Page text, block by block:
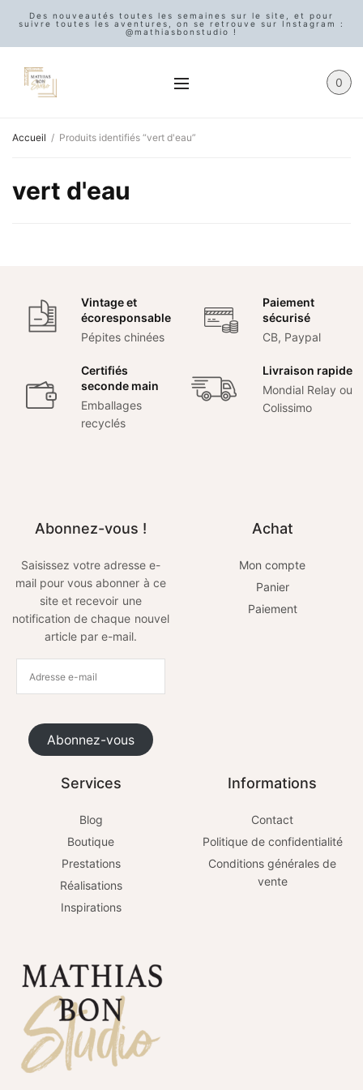
Des nouveautés toutes les semaines sur le site, et pour
suivre toutes les aventures, on se retrouve sur Instagram :
@mathiasbonstudio !
0
Accueil / Produits identifiés “vert d'eau”
vert d'eau
Vintage et
écoresponsable
Pépites chinées
Paiement
sécurisé
CB, Paypal
Certifiés
seconde main
Emballages
recyclés
Livraison rapide
Mondial Relay ou
Colissimo
Abonnez-vous !
Saisissez votre adresse e-
mail pour vous abonner à ce
site et recevoir une
notification de chaque nouvel
article par e-mail.
Abonnez-vous
Achat
Mon compte
Panier
Paiement
Services
Blog
Boutique
Prestations
Réalisations
Inspirations
Informations
Contact
Politique de confidentialité
Conditions générales de
vente